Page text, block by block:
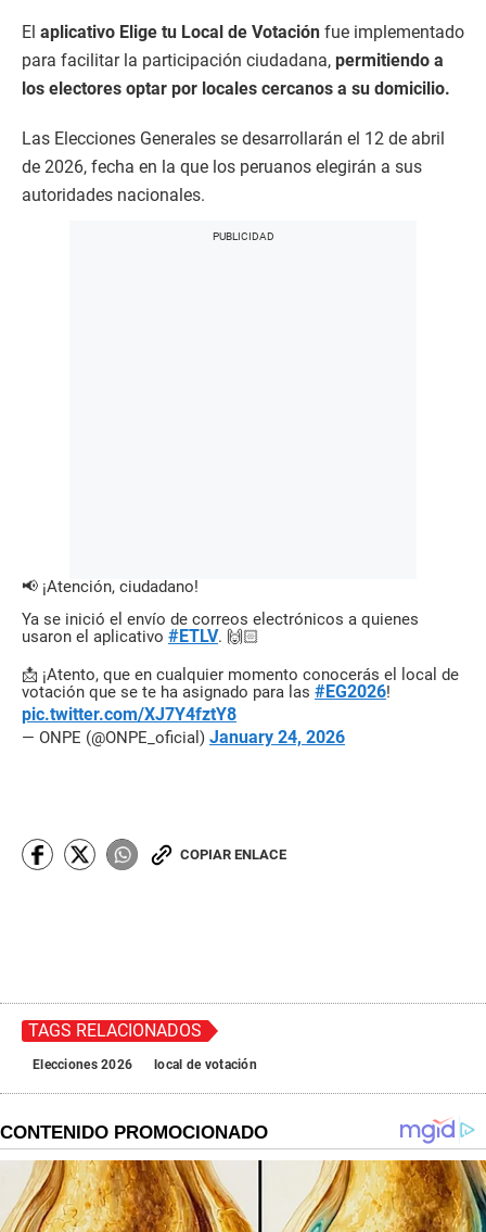
El aplicativo Elige tu Local de Votación fue implementado
para facilitar la participación ciudadana, permitiendo a
los electores optar por locales cercanos a su domicilio.
Las Elecciones Generales se desarrollarán el 12 de abril
de 2026, fecha en la que los peruanos elegirán a sus
autoridades nacionales.
📢 ¡Atención, ciudadano!
Ya se inició el envío de correos electrónicos a quienes
usaron el aplicativo #ETLV. 🙌🏻
📩 ¡Atento, que en cualquier momento conocerás el local de
votación que se te ha asignado para las #EG2026!
pic.twitter.com/XJ7Y4fztY8
— ONPE (@ONPE_oficial) January 24, 2026
COPIAR ENLACE
TAGS RELACIONADOS
Elecciones 2026 local de votación